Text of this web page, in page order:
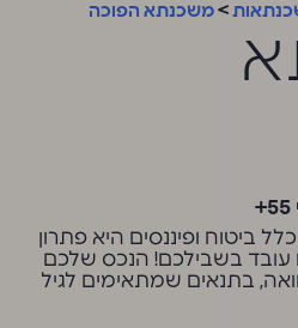
>משכנתא הפוכה
ביטוח ופיננסים היא פתרון
עובד בשבילכם! הנכס שלכם
בתנאים שמתאימים לגיל